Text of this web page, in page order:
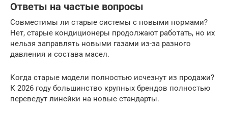
Ответы на частые вопросы
Совместимы ли старые системы с новыми нормами?
Нет, старые кондиционеры продолжают работать, но их
нельзя заправлять новыми газами из-за разного
давления и состава масел.
Когда старые модели полностью исчезнут из продажи?
К 2026 году большинство крупных брендов полностью
переведут линейки на новые стандарты.